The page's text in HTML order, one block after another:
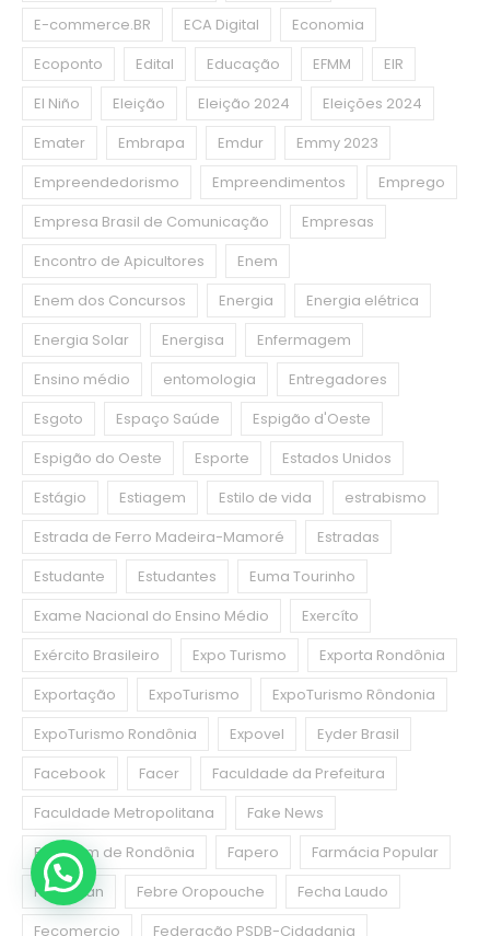
E-commerce.BR
ECA Digital
Economia
Ecoponto
Edital Educação EFMM
EIR
El Niño
Eleição Eleição 2024
Eleições 2024
Emater
Embrapa Emdur
Emmy 2023
Empreendedorismo
Empreendimentos
Emprego
Empresa Brasil de Comunicação
Empresas
Encontro de Apicultores
Enem
Enem dos Concursos
Energia
Energia elétrica
Energia Solar
Energisa
Enfermagem
Ensino médio
entomologia
Entregadores
Esgoto
Espaço Saúde
Espigão d'Oeste
Espigão do Oeste
Esporte
Estados Unidos
Estágio
Estiagem Estilo de vida
estrabismo
Estrada de Ferro Madeira-Mamoré
Estradas
Estudante
Estudantes
Euma Tourinho
Exame Nacional do Ensino Médio
Exercíto
Exército Brasileiro
Expo Turismo
Exporta Rondônia
Exportação
ExpoTurismo
ExpoTurismo Rôndonia
ExpoTurismo Rondônia
Expovel
Eyder Brasil
Facebook
Facer
Faculdade da Prefeitura
Faculdade Metropolitana
Fake News
Fale Bem de Rondônia
Fapero
Farmácia Popular
Febraban
Febre Oropouche
Fecha Laudo
Fecomercio
Federação PSDB-Cidadania